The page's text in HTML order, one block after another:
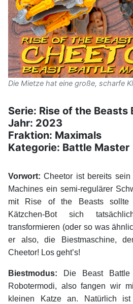
Die Mietze hat eine große, scharfe
Serie: Rise of the Beasts
Jahr: 2023
Fraktion: Maximals
Kategorie: Battle Master
Vorwort: Cheetor ist bereits
Machines ein semi-regulärer
mit Rise of the Beasts sollte
Kätzchen-Bot sich
transformieren (oder so was
er also, die Biestmaschine,
Cheetor! Los geht’s!
Biestmodus: Die Beast Battle
Robotermodi, also fangen wir
kleinen Katze an. Natürlich